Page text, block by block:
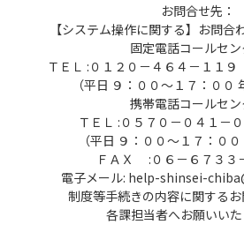
お問合せ先：
【システム操作に関する】お問合
固定電話コールセ
ＴＥＬ :０１２０－４６４－１１９
（平日 ９：００～１７：００
携帯電話コールセン
ＴＥＬ :０５７０－０４１－０
（平日 ９：００～１７：００
ＦＡＸ :０６－６７３３
電子メール: help-shinsei-
制度等手続きの内容に関するお
各課担当者へお願いいた